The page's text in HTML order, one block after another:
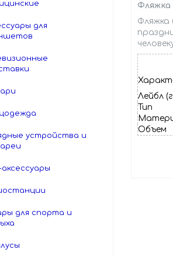
Фляжка
Фляжка
Лейбл
Тип
Объем
для
устройства и
аксессуары
для спорта и